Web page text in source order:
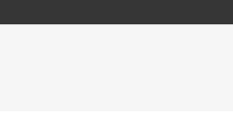
Sukhumvit-
ร จังหวัดสมุทรป